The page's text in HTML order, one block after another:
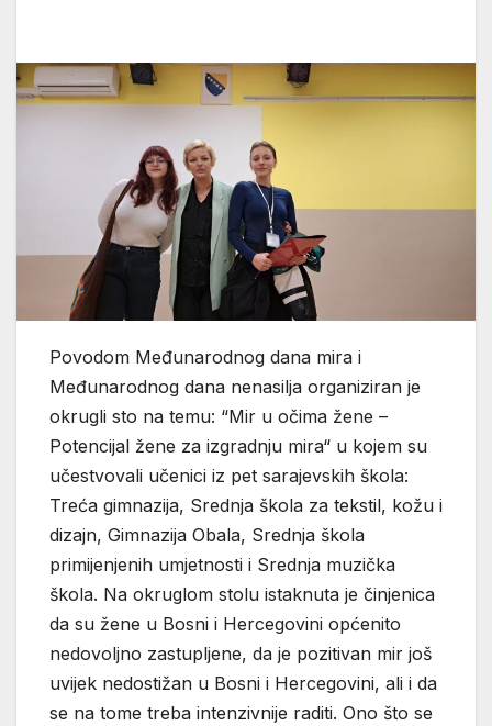
Povodom Međunarodnog dana mira i
Međunarodnog dana nenasilja organiziran je
okrugli sto na temu: “Mir u očima žene –
Potencijal žene za izgradnju mira“ u kojem su
učestvovali učenici iz pet sarajevskih škola:
Treća gimnazija, Srednja škola za tekstil, kožu i
dizajn, Gimnazija Obala, Srednja škola
primijenjenih umjetnosti i Srednja muzička
škola. Na okruglom stolu istaknuta je činjenica
da su žene u Bosni i Hercegovini općenito
nedovoljno zastupljene, da je pozitivan mir još
uvijek nedostižan u Bosni i Hercegovini, ali i da
se na tome treba intenzivnije raditi. Ono što se